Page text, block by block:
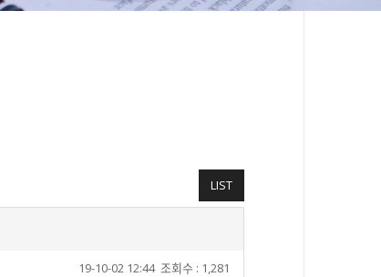
LIST
조회수 : 1,281
19-10-02 12:44